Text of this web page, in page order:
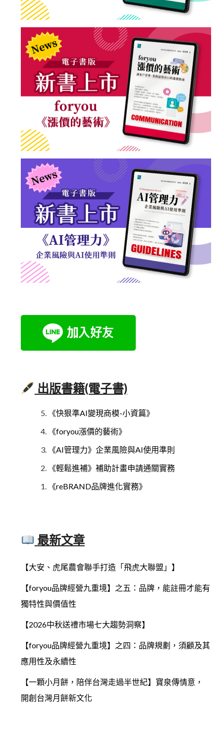
出版書籍(電子書)
《快狠準AI變現商模-小資篇》
《foryou漲價的藝術》
《AI管理力》企業風險與AI使用準則
《輕鬆進補》補助計畫申請通關實務
《reBRAND品牌進化實務》
最新文章
【大安、虎尾農會聯手打造「飛虎大聯盟」】
【foryou品牌經營九重境】之五：品牌，能註冊才能有
獨特性與價值性
【2026中秋送禮市場七大趨勢洞察】
【foryou品牌經營九重境】之四：品牌規劃，須顧及其
應用性及永續性
【一顆小月餅，陪伴台灣走過半世紀】寶泉傳情意，
開創台灣月餅新文化